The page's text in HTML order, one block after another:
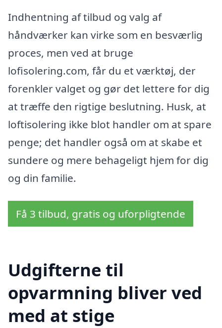
Indhentning af tilbud og valg af
håndværker kan virke som en besværlig
proces, men ved at bruge
lofisolering.com, får du et værktøj, der
forenkler valget og gør det lettere for dig
at træffe den rigtige beslutning. Husk, at
loftisolering ikke blot handler om at spare
penge; det handler også om at skabe et
sundere og mere behageligt hjem for dig
og din familie.
Få 3 tilbud, gratis og uforpligtende
Udgifterne til
opvarmning bliver ved
med at stige